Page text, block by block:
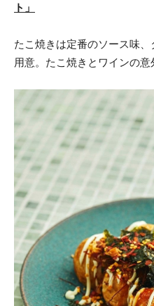
ト」
たこ焼きは定番のソース味
用意。たこ焼きとワインの意